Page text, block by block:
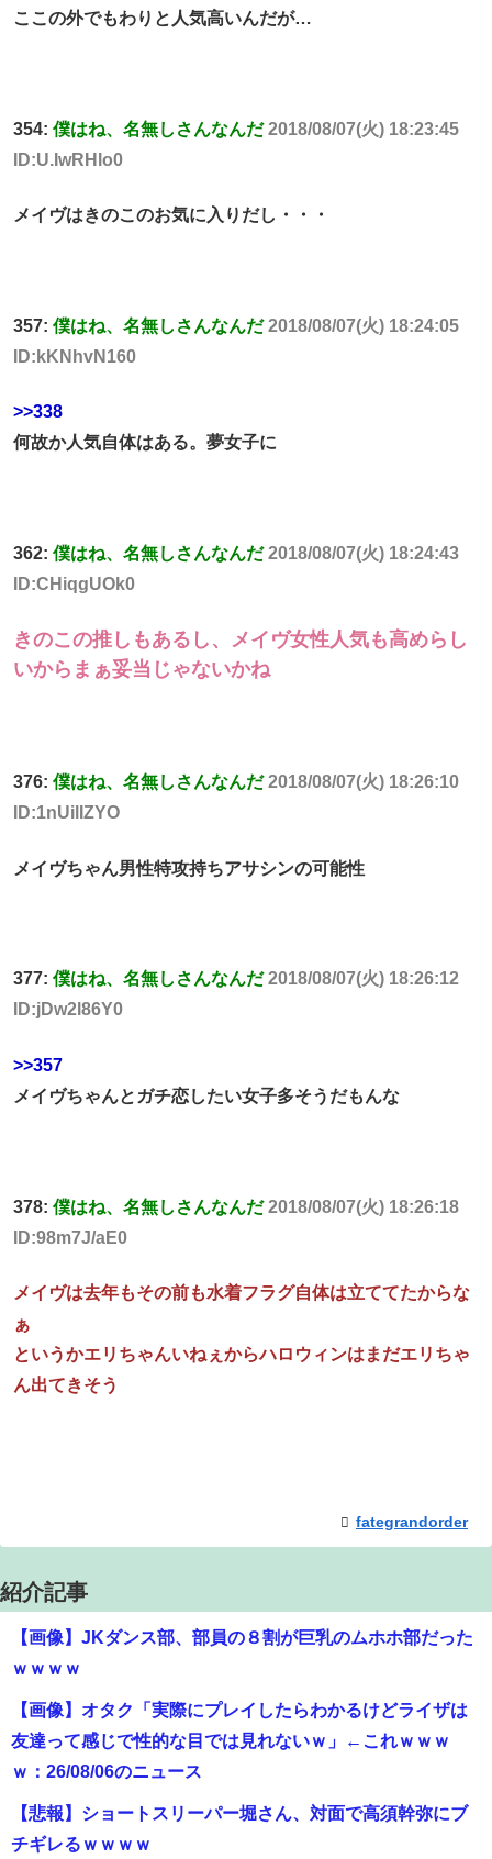
ここの外でもわりと人気高いんだが…
354: 僕はね、名無しさんなんだ 2018/08/07(火) 18:23:45
ID:U.IwRHlo0
メイヴはきのこのお気に入りだし・・・
357: 僕はね、名無しさんなんだ 2018/08/07(火) 18:24:05
ID:kKNhvN160
>>338
何故か人気自体はある。夢女子に
362: 僕はね、名無しさんなんだ 2018/08/07(火) 18:24:43
ID:CHiqgUOk0
きのこの推しもあるし、メイヴ女性人気も高めらし
いからまぁ妥当じゃないかね
376: 僕はね、名無しさんなんだ 2018/08/07(火) 18:26:10
ID:1nUilIZYO
メイヴちゃん男性特攻持ちアサシンの可能性
377: 僕はね、名無しさんなんだ 2018/08/07(火) 18:26:12
ID:jDw2l86Y0
>>357
メイヴちゃんとガチ恋したい女子多そうだもんな
378: 僕はね、名無しさんなんだ 2018/08/07(火) 18:26:18
ID:98m7J/aE0
メイヴは去年もその前も水着フラグ自体は立ててたからな
ぁ
というかエリちゃんいねぇからハロウィンはまだエリちゃ
ん出てきそう
fategrandorder
紹介記事
【画像】JKダンス部、部員の８割が巨乳のムホホ部だった
ｗｗｗｗ
【画像】オタク「実際にプレイしたらわかるけどライザは
友達って感じで性的な目では見れないｗ」←これｗｗｗ
ｗ：26/08/06のニュース
【悲報】ショートスリーパー堀さん、対面で高須幹弥にブ
チギレるｗｗｗｗ